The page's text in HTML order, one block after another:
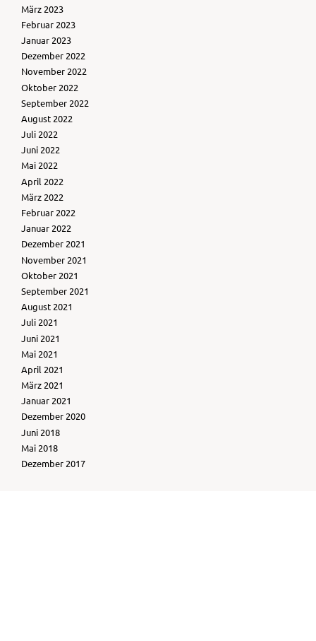
März 2023
Februar 2023
Januar 2023
Dezember 2022
November 2022
Oktober 2022
September 2022
August 2022
Juli 2022
Juni 2022
Mai 2022
April 2022
März 2022
Februar 2022
Januar 2022
Dezember 2021
November 2021
Oktober 2021
September 2021
August 2021
Juli 2021
Juni 2021
Mai 2021
April 2021
März 2021
Januar 2021
Dezember 2020
Juni 2018
Mai 2018
Dezember 2017